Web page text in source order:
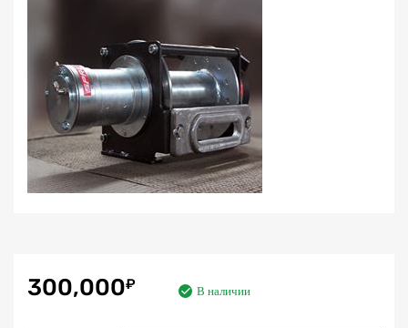
300,000₽ В наличии